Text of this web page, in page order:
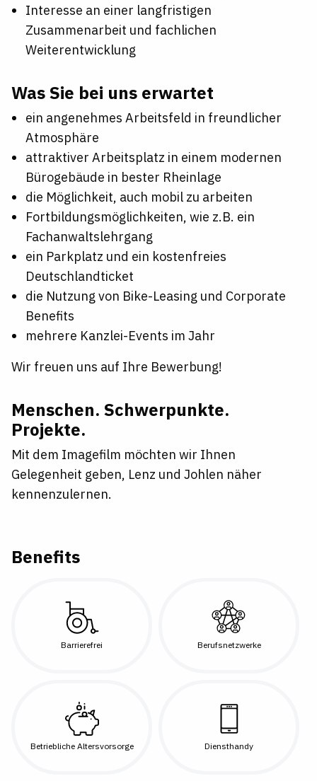
Interesse an einer langfristigen
Zusammenarbeit und fachlichen
Weiterentwicklung
Was Sie bei uns erwartet
ein angenehmes Arbeitsfeld in freundlicher
Atmosphäre
attraktiver Arbeitsplatz in einem modernen
Bürogebäude in bester Rheinlage
die Möglichkeit, auch mobil zu arbeiten
Fortbildungsmöglichkeiten, wie z.B. ein
Fachanwaltslehrgang
ein Parkplatz und ein kostenfreies
Deutschlandticket
die Nutzung von Bike-Leasing und Corporate
Benefits
mehrere Kanzlei-Events im Jahr
Wir freuen uns auf Ihre Bewerbung!
Menschen. Schwerpunkte.
Projekte.
Mit dem Imagefilm möchten wir Ihnen
Gelegenheit geben, Lenz und Johlen näher
kennenzulernen.
Benefits
Barrierefrei Berufsnetzwerke
Betriebliche Altersvorsorge Diensthandy